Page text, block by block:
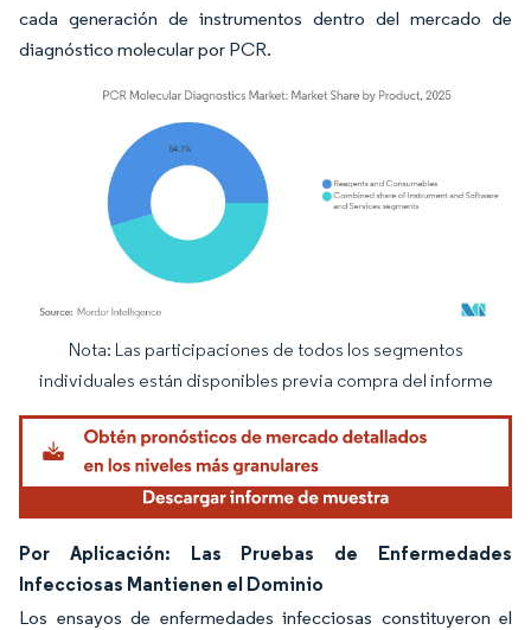
cada generación de instrumentos dentro del mercado de
diagnóstico molecular por PCR.
Imagen © Mordor Intelligence. El uso requiere atribución según CC BY 4.0.
Nota: Las participaciones de todos los segmentos
individuales están disponibles previa compra del informe
Por Aplicación: Las Pruebas de Enfermedades
Infecciosas Mantienen el Dominio
Los ensayos de enfermedades infecciosas constituyeron el